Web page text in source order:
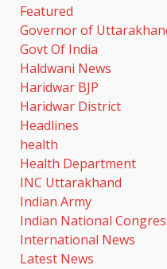
Featured
Governor of
Govt Of India
Haldwani News
Haridwar BJP
Haridwar District
Headlines
health
Health Department
INC Uttarakhand
Indian Army
Indian National
International News
Latest News